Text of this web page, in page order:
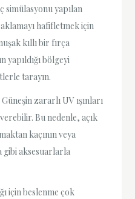
simülasyonu yapılan
hafifletmek için
kıllı bir fırça
yapıldığı bölgeyi
tarayın.
zararlı UV ışınları
Bu nedenle, açık
kaçının veya
gibi aksesuarlarla
için beslenme çok